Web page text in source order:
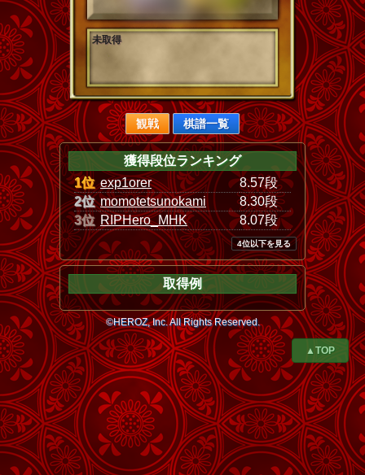
未取得
観戦 棋譜一覧
獲得段位ランキング
1位 exp1orer
8.57段
2位 momotetsunokami
8.30段
3位 RIPHero_MHK 8.07段
4位以下を見る
取得例
©HEROZ, Inc. All Rights Reserved.
▲TOP